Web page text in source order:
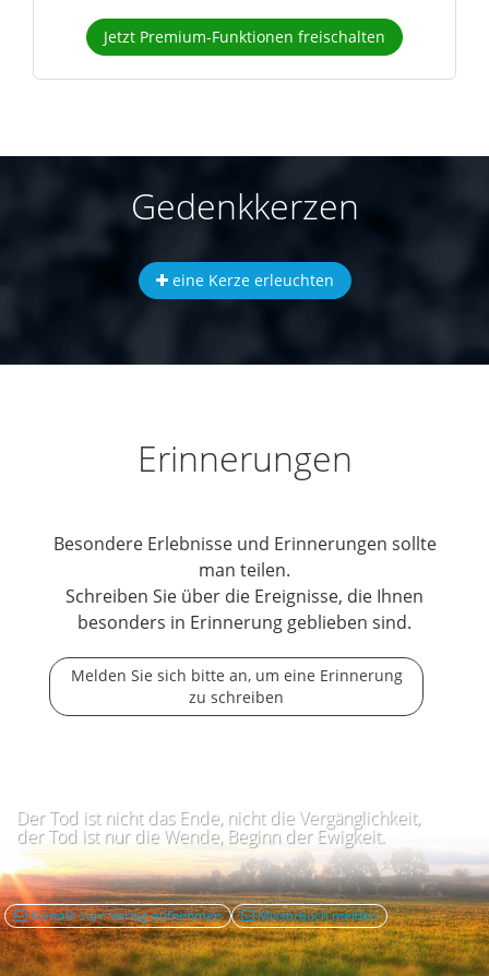
Jetzt Premium-Funktionen freischalten
Gedenkkerzen
eine Kerze erleuchten
Erinnerungen
Besondere Erlebnisse und Erinnerungen sollte
man teilen.
Schreiben Sie über die Ereignisse, die Ihnen
besonders in Erinnerung geblieben sind.
Melden Sie sich bitte an, um eine Erinnerung
zu schreiben
Der Tod ist nicht das Ende, nicht die Vergänglichkeit,
der Tod ist nur die Wende, Beginn der Ewigkeit.
Kontakt zum Verlag aufnehmen Missbrauch melden